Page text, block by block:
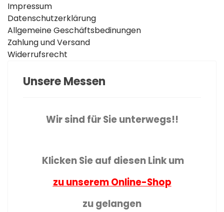
Impressum
Datenschutzerklärung
Allgemeine Geschäftsbedinungen
Zahlung und Versand
Widerrufsrecht
Unsere Messen
Wir sind für Sie unterwegs!!
Klicken Sie auf diesen Link um
zu unserem Online-Shop
zu gelangen